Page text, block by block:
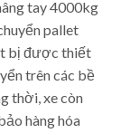
tay 4000kg
pallet
bị được thiết
trên các bề
thời, xe còn
hàng hóa